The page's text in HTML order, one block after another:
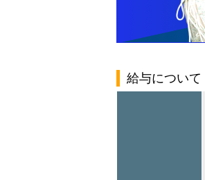
給与について